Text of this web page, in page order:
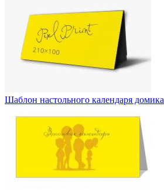
Шаблон настольного календаря домика